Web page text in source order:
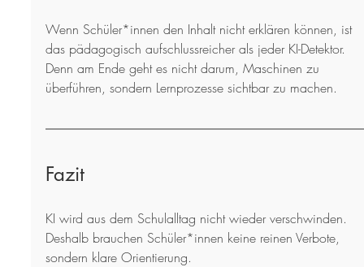
Wenn Schüler*innen den Inhalt nicht erklären können, ist
das pädagogisch aufschlussreicher als jeder KI-Detektor.
Denn am Ende geht es nicht darum, Maschinen zu
überführen, sondern Lernprozesse sichtbar zu machen.
Fazit
KI wird aus dem Schulalltag nicht wieder verschwinden.
Deshalb brauchen Schüler*innen keine reinen Verbote,
sondern klare Orientierung.